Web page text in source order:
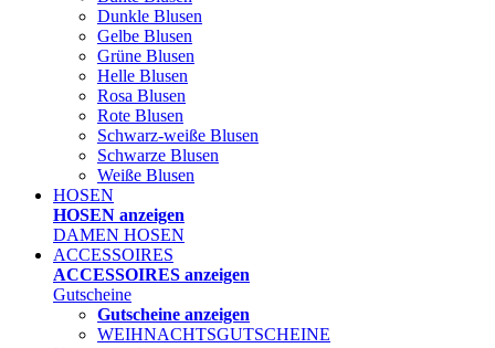
Dunkle Blusen
Gelbe Blusen
Grüne Blusen
Helle Blusen
Rosa Blusen
Rote Blusen
Schwarz-weiße Blusen
Schwarze Blusen
Weiße Blusen
HOSEN
HOSEN anzeigen
DAMEN HOSEN
ACCESSOIRES
ACCESSOIRES anzeigen
Gutscheine
Gutscheine anzeigen
WEIHNACHTSGUTSCHEINE